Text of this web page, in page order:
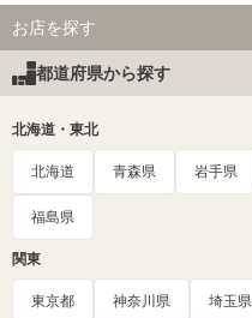
お店を探す
都道府県から探す
北海道・東北
北海道 青森県 岩手県
福島県
関東
東京都 神奈川県 埼玉県